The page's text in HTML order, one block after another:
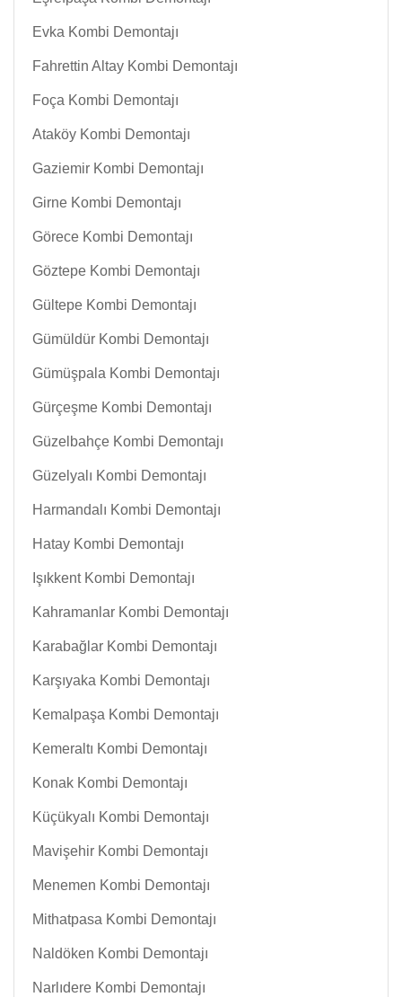
Evka Kombi Demontajı
Fahrettin Altay Kombi Demontajı
Foça Kombi Demontajı
Ataköy Kombi Demontajı
Gaziemir Kombi Demontajı
Girne Kombi Demontajı
Görece Kombi Demontajı
Göztepe Kombi Demontajı
Gültepe Kombi Demontajı
Gümüldür Kombi Demontajı
Gümüşpala Kombi Demontajı
Gürçeşme Kombi Demontajı
Güzelbahçe Kombi Demontajı
Güzelyalı Kombi Demontajı
Harmandalı Kombi Demontajı
Hatay Kombi Demontajı
Işıkkent Kombi Demontajı
Kahramanlar Kombi Demontajı
Karabağlar Kombi Demontajı
Karşıyaka Kombi Demontajı
Kemalpaşa Kombi Demontajı
Kemeraltı Kombi Demontajı
Konak Kombi Demontajı
Küçükyalı Kombi Demontajı
Mavişehir Kombi Demontajı
Menemen Kombi Demontajı
Mithatpasa Kombi Demontajı
Naldöken Kombi Demontajı
Narlıdere Kombi Demontajı